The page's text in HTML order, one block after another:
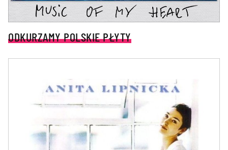
ODKURZAMY POLSKIE PŁYTY